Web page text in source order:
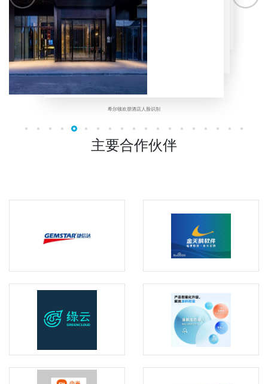
厦门城峪悦酒店人脸识别 山西青木智慧酒店人脸识别
龙华斐客智慧酒店色多多软件下载人脸识别